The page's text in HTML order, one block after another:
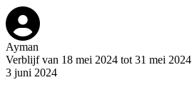
Ayman
Verblijf van 18 mei 2024 tot 31 mei 2024
3 juni 2024